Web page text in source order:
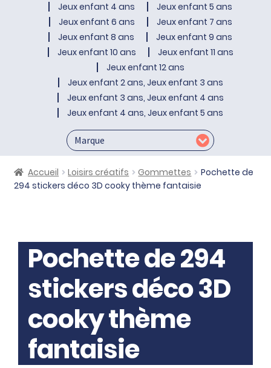
Jeux enfant 4 ans
Jeux enfant 5 ans
Jeux enfant 6 ans
Jeux enfant 7 ans
Jeux enfant 8 ans
Jeux enfant 9 ans
Jeux enfant 10 ans
Jeux enfant 11 ans
Jeux enfant 12 ans
Jeux enfant 2 ans, Jeux enfant 3 ans
Jeux enfant 3 ans, Jeux enfant 4 ans
Jeux enfant 4 ans, Jeux enfant 5 ans
Accueil Loisirs créatifs Gommettes
Pochette de
294 stickers déco 3D cooky thème fantaisie
Pochette de 294
stickers déco 3D
cooky thème
fantaisie